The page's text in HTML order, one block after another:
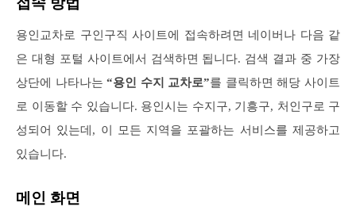
용인교차로 구인구직 사이트에 접속하려면 네이버나 다음 같
은 대형 포털 사이트에서 검색하면 됩니다. 검색 결과 중 가장
상단에 나타나는“용인 수지 교차로”를 클릭하면 해당 사이트
로 이동할 수 있습니다. 용인시는 수지구, 기흥구, 처인구로 구
성되어 있는데, 이 모든 지역을 포괄하는 서비스를 제공하고
있습니다.
메인 화면